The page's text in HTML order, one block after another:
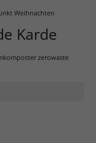
Weihnachten
Karde
zerowaste